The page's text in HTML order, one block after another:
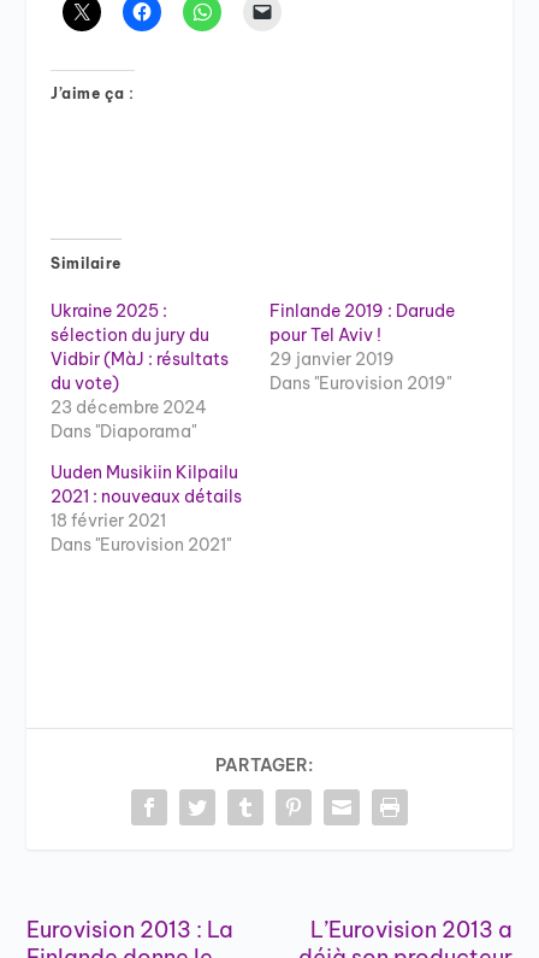
J’aime ça :
Similaire
Ukraine 2025 :
sélection du jury du
Vidbir (MàJ : résultats
du vote)
23 décembre 2024
Dans "Diaporama"
Finlande 2019 : Darude
pour Tel Aviv !
29 janvier 2019
Dans "Eurovision 2019"
Uuden Musikiin Kilpailu
2021 : nouveaux détails
18 février 2021
Dans "Eurovision 2021"
PARTAGER:
Eurovision 2013 : La
L’Eurovision 2013 a